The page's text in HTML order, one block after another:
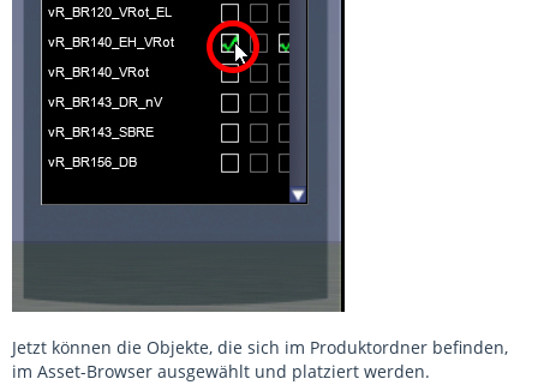
Jetzt können die Objekte, die sich im Produktordner befinden,
im Asset-Browser ausgewählt und platziert werden.